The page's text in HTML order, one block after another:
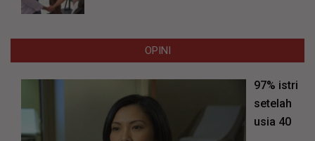
OPINI
97% istri
setelah
usia 40